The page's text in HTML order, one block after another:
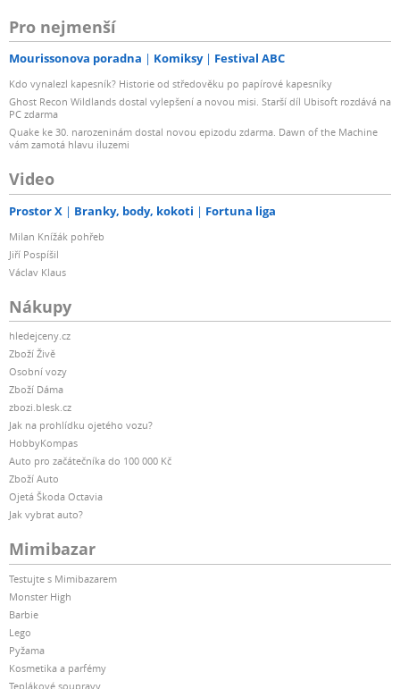
Pro nejmenší
Mourissonova poradna Komiksy Festival ABC
Kdo vynalezl kapesník? Historie od středověku po papírové kapesníky
Ghost Recon Wildlands dostal vylepšení a novou misi. Starší díl Ubisoft rozdává na
PC zdarma
Quake ke 30. narozeninám dostal novou epizodu zdarma. Dawn of the Machine
vám zamotá hlavu iluzemi
Video
Prostor X Branky, body, kokoti Fortuna liga
Milan Knížák pohřeb
Jiří Pospíšil
Václav Klaus
Nákupy
hledejceny.cz
Zboží Živě
Osobní vozy
Zboží Dáma
zbozi.blesk.cz
Jak na prohlídku ojetého vozu?
HobbyKompas
Auto pro začátečníka do 100 000 Kč
Zboží Auto
Ojetá Škoda Octavia
Jak vybrat auto?
Mimibazar
Testujte s Mimibazarem
Monster High
Barbie
Lego
Pyžama
Kosmetika a parfémy
Teplákové soupravy